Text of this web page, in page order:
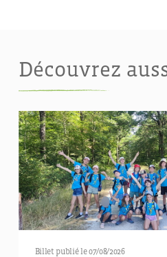
Découvrez
Billet publié le 07/08/2026